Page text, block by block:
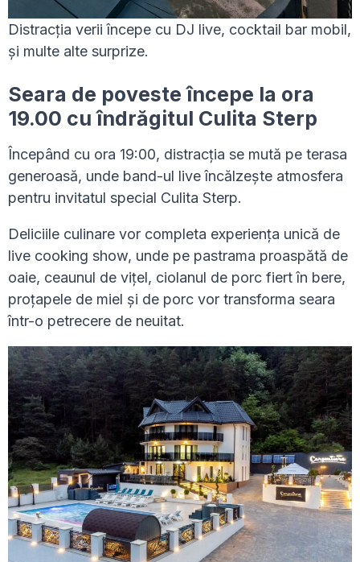
Distracția verii începe cu DJ live, cocktail bar mobil,
și multe alte surprize.
Seara de poveste începe la ora
19.00 cu îndrăgitul Culita Sterp
Începând cu ora 19:00, distracția se mută pe terasa
generoasă, unde band-ul live încălzește atmosfera
pentru invitatul special Culita Sterp.
Deliciile culinare vor completa experiența unică de
live cooking show, unde pe pastrama proaspătă de
oaie, ceaunul de vițel, ciolanul de porc fiert în bere,
proțapele de miel și de porc vor transforma seara
într-o petrecere de neuitat.